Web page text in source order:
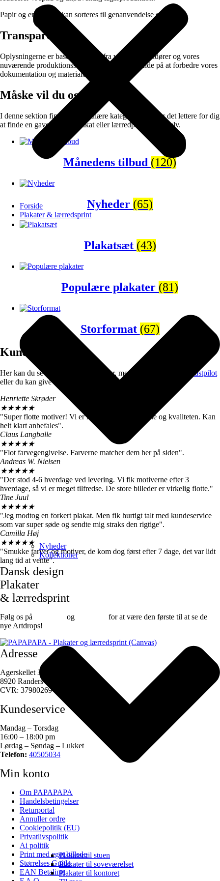
Forside
Plakater & lærredsprint
Nyheder
Kollektioner
Plakater til stuen
Plakater til soveværelset
Plakater til kontoret
Papir og emballage kan sorteres til genanvendelse efter brug.
Transparens
Oplysningerne er baseret på data fra vores leverandører og vores
nuværende produktionssetup. Vi arbejder løbende på at forbedre vores
dokumentation og materialevalg.
Måske vil du også synes om:
I denne sektion finder du populære kategorier der gør det lettere for dig
at finde en gave eller en plakat eller lærredprint til dig selv.
Månedens tilbud (120)
Nyheder (65)
Plakatsæt (43)
Populære plakater (81)
Storformat (67)
Kunderne siger
Her kan du se et par kunde udtalelser, men du kan se flere på
trustpilot
eller du kan give os din anmeldelse påGoogle reviews
Henriette Skrøder
★★★★★
"Super flotte motiver! Vi er henrykte over farverne og kvaliteten. Kan
helt klart anbefales".
Claus Langballe
★★★★★
"Flot farvegengivelse. Farverne matcher dem her på siden".
Andreas W. Nielsen
★★★★★
"Der stod 4-6 hverdage ved levering. Vi fik motiverne efter 3
hverdage, så vi er meget tilfredse. De store billeder er virkelig flotte."
Tine Juul
★★★★★
"Jeg modtog en forkert plakat. Men fik hurtigt talt med kundeservice
som var super søde og sendte mig straks den rigtige".
Camilla Høj
★★★★★
"Smukke farver og motiver, de kom dog først efter 7 dage, det var lidt
lang tid at vente".
Dansk design
Plakater
& lærredsprint
Følg os på og
for at være den første til at se de
nye Artdrops!
Adresse
Agerskellet 3
8920 Randers NV
CVR: 37980269
Kundeservice
Mandag – Torsdag
16:00 – 18:00 pm
Lørdag – Søndag – Lukket
Telefon: 40505034
Min konto
Om PAPAPAPA
Handelsbetingelser
Returportal
Annuller ordre
Cookiepolitik (EU)
Privatlivspolitik
Ai politik
Print med eget billede
Størrelses Guide
EAN Betaling